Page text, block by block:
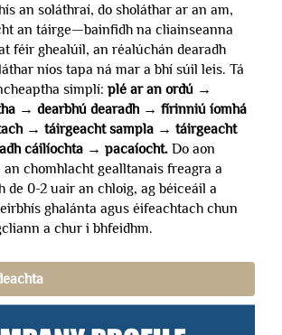
an soláthraí, do sholáthar ar an am,
an táirge—bainfidh na cliainseanna
féir ghealúil, an réalúchán dearadh
níos tapa ná mar a bhí súil leis. Tá
simplí: plé ar an ordú →
→ dearbhú dearadh → fírinniú íomhá
→ táirgeacht sampla → táirgeacht
cáilíochta → pacaíocht. Do aon
chomhlacht gealltanais freagra a
de 0-2 uair an chloig, ag béiceáil a
ghalánta agus éifeachtach chun
a chur i bhfeidhm.